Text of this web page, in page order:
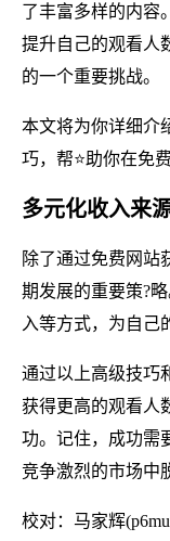
了丰富多样的内容
提升自己的观看人
的一个重要挑战。
本文将为你详细介
巧，帮⭐助你在免
多元化收入来
除了通过免费网站
期发展的重要策?
入等方式，为自己
通过以上高级技巧
获得更高的观看人
功。记住，成功需
竞争激烈的市场中
校对：马家辉